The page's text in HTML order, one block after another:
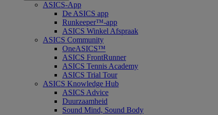
ASICS-App
De ASICS app
Runkeeper™-app
ASICS Winkel Afspraak
ASICS Community
OneASICS™
ASICS FrontRunner
ASICS Tennis Academy
ASICS Trial Tour
ASICS Knowledge Hub
ASICS Advice
Duurzaamheid
Sound Mind, Sound Body